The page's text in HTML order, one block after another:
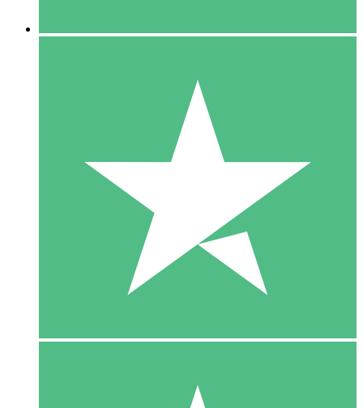
10 Nedladdningar
20 00